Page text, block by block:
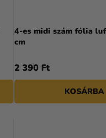
4-es midi szám fólia
cm
2 390 Ft
KOSÁRBA